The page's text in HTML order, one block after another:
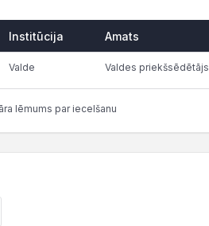
Institūcija Amats
Valde Valdes priekšsēdētājs
lēmums par iecelšanu